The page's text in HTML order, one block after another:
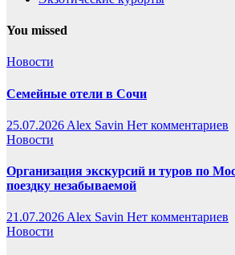
You missed
Новости
Семейные отели в Сочи
25.07.2026 Alex Savin Нет комментариев
Новости
Организация экскурсий и туров по
поездку незабываемой
21.07.2026 Alex Savin Нет комментариев
Новости